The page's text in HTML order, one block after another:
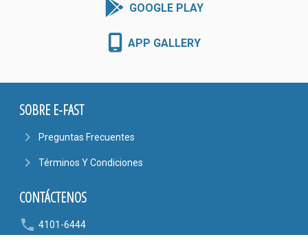
GOOGLE PLAY
APP GALLERY
SOBRE E-FAST
navigate_next Preguntas Frecuentes
navigate_next Términos Y Condiciones
CONTÁCTENOS
phone 4101-6444